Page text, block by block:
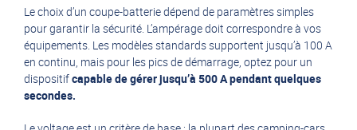
Le choix d’un coupe-batterie dépend de paramètres simples
pour garantir la sécurité. L’ampérage doit correspondre à vos
équipements. Les modèles standards supportent jusqu’à 100 A
en continu, mais pour les pics de démarrage, optez pour un
dispositifcapable de gérer jusqu’à 500 A pendant quelques
secondes.